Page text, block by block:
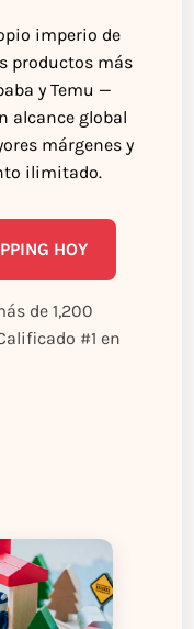
imperio de
productos más
y Temu —
alcance global
márgenes y
ilimitado.
HOY
de 1,200
#1 en